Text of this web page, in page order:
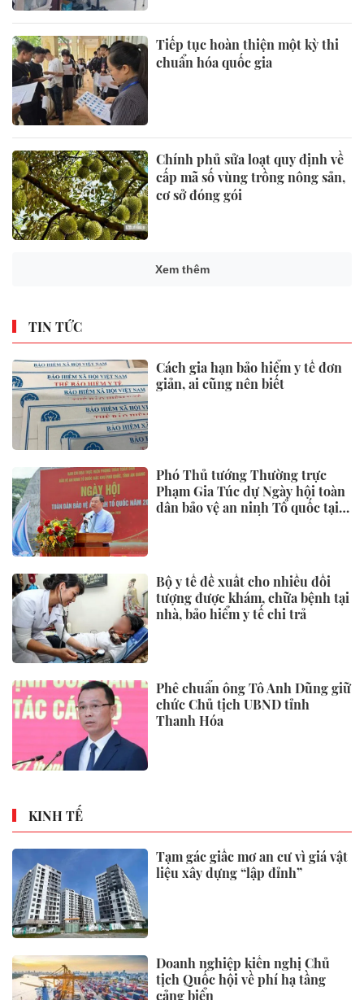
Tiếp tục hoàn thiện một kỳ thi
chuẩn hóa quốc gia
Chính phủ sửa loạt quy định về
cấp mã số vùng trồng nông sản,
cơ sở đóng gói
Xem thêm
TIN TỨC
Cách gia hạn bảo hiểm y tế đơn
giản, ai cũng nên biết
Phó Thủ tướng Thường trực
Phạm Gia Túc dự Ngày hội toàn
dân bảo vệ an ninh Tổ quốc tại
Bộ y tế đề xuất cho nhiều đối
tượng được khám, chữa bệnh tại
nhà, bảo hiểm y tế chi trả
Phê chuẩn ông Tô Anh Dũng giữ
chức Chủ tịch UBND tỉnh
Thanh Hóa
KINH TẾ
Tạm gác giấc mơ an cư vì giá vật
liệu xây dựng “lập đỉnh”
Doanh nghiệp kiến nghị Chủ
tịch Quốc hội về phí hạ tầng
cảng biển